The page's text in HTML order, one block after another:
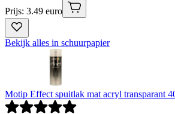
Prijs: 3.49 euro
Bekijk alles in schuurpapier
Motip Effect spuitlak mat acryl transparant